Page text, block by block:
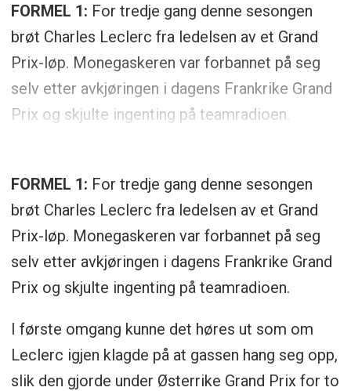
FORMEL 1: For tredje gang denne sesongen
brøt Charles Leclerc fra ledelsen av et Grand
Prix-løp. Monegaskeren var forbannet på seg
selv etter avkjøringen i dagens Frankrike Grand
Prix og skjulte ingenting på teamradioen.
FORMEL 1: For tredje gang denne sesongen
brøt Charles Leclerc fra ledelsen av et Grand
Prix-løp. Monegaskeren var forbannet på seg
selv etter avkjøringen i dagens Frankrike Grand
Prix og skjulte ingenting på teamradioen.
I første omgang kunne det høres ut som om
Leclerc igjen klagde på at gassen hang seg opp,
slik den gjorde under Østerrike Grand Prix for to